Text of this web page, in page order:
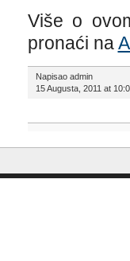
Više o
pronaći na
Napisao admin
15 Augusta, 2011 at